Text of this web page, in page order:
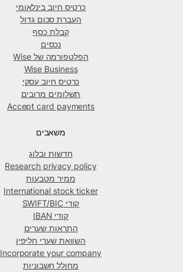
כרטיס חיוב בינלאומי
העברת סכום גדול
קבלת כסף
נכסים
הפלטפורמה של Wise
Wise Business
כרטיס חיוב עסקי
תשלומים מרובים
Accept card payments
משאבים
חדשות ובלוג
Research privacy policy
ממיר מטבעות
International stock ticker
קודי SWIFT/BIC
קודי IBAN
התראות שערים
השוואת שערי חליפין
Incorporate your company
מחולל חשבוניות